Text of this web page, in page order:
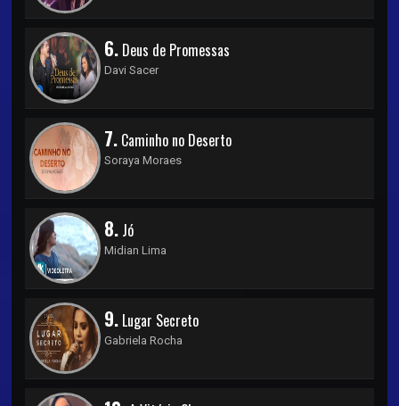
6. Deus de Promessas
Davi Sacer
7. Caminho no Deserto
Soraya Moraes
8. Jó
Midian Lima
9. Lugar Secreto
Gabriela Rocha